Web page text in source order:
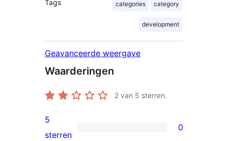
Tags categories category
development
Geavanceerde weergave
Waarderingen
2 van 5 sterren.
0
5
sterren
0